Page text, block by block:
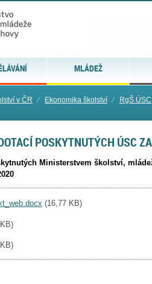
MLÁDEŽ
v ČR ⁄ Ekonomika školství ⁄ RgŠ ÚSC
POSKYTNUTÝCH ÚSC
Ministerstvem školství,
(16,77 KB)
)
)